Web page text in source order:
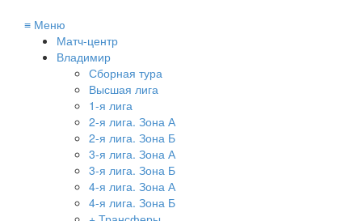
≡ Меню
Матч-центр
Владимир
Сборная тура
Высшая лига
1-я лига
2-я лига. Зона А
2-я лига. Зона Б
3-я лига. Зона А
3-я лига. Зона Б
4-я лига. Зона А
4-я лига. Зона Б